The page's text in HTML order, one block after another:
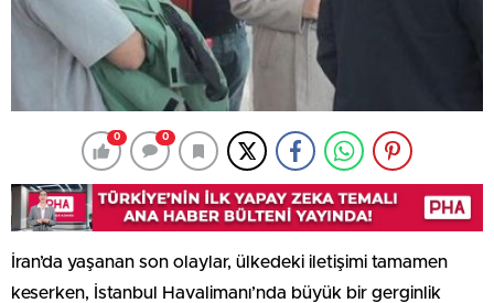
0 0
İran’da yaşanan son olaylar, ülkedeki iletişimi tamamen
keserken, İstanbul Havalimanı’nda büyük bir gerginlik